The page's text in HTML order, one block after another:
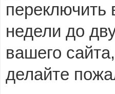
переключить
недели до
вашего
делайте